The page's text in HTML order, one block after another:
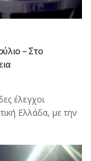
– Στο
έλεγχοι
Ελλάδα, με την